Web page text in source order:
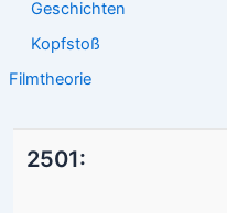
Geschichten
Kopfstoß
Filmtheorie
2501: